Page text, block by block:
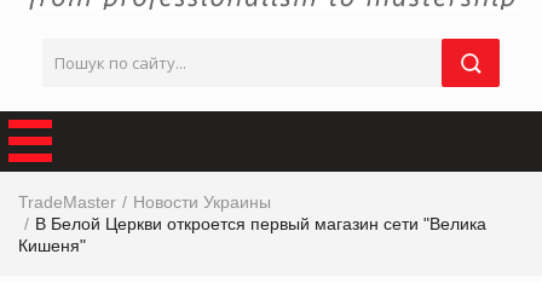
TradeMaster
Новости Украины
В Белой Церкви откроется первый магазин сети "Велика
Кишеня"